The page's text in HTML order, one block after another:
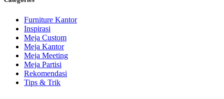
Furniture Kantor
Inspirasi
Meja Custom
Meja Kantor
Meja Meeting
Meja Partisi
Rekomendasi
Tips & Trik